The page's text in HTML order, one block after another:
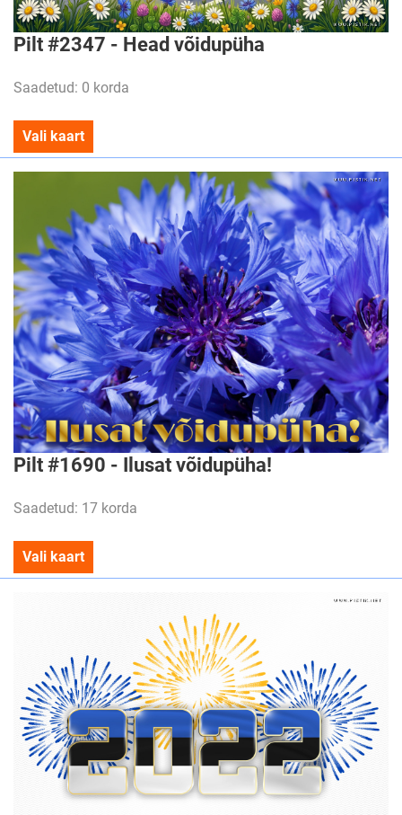
Pilt #2347 - Head võidupüha
Saadetud: 0 korda
Vali kaart
Pilt #1690 - Ilusat võidupüha!
Saadetud: 17 korda
Vali kaart